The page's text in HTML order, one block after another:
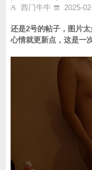
西门牛牛
2025-
还是2号的帖子，图片
心情就更新点，这是一